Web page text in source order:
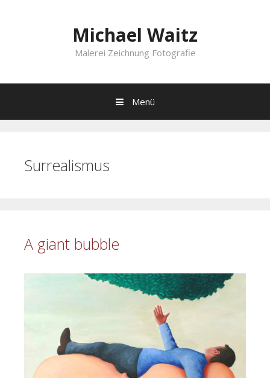
Michael Waitz
Malerei Zeichnung Fotografie
Menü
Surrealismus
A giant bubble